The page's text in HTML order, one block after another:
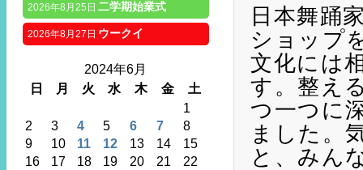
日本舞踊
ショップ
文化には
す。整え
つ一つに
ました。
と、みん
2026年8月25日 二学期始業式
2026年8月27日 ウークイ
2024年6月
日
月 火 水 木 金 土
1
2
3 4 5 6 7
8
9
10 11 12 13 14
15
16
17 18 19 20 21
22